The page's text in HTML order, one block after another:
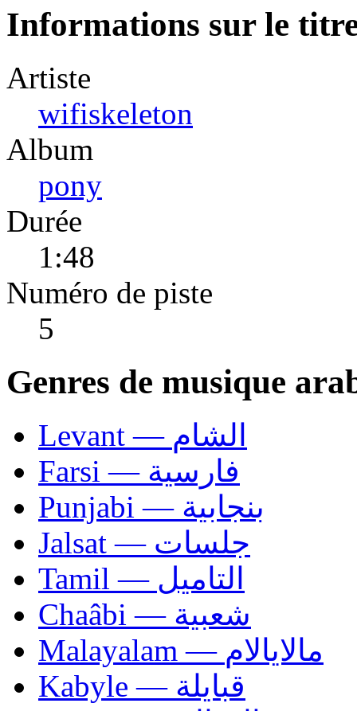
Informations sur le
Artiste
wifiskeleton
Album
pony
Durée
1:48
Numéro de piste
5
Genres de musique
Levant — الشام
Farsi — فارسية
Punjabi — بنجابية
Jalsat — جلسات
Tamil — التاميل
Chaâbi — شعبية
Malayalam — مالايالام
Kabyle — قبايلة